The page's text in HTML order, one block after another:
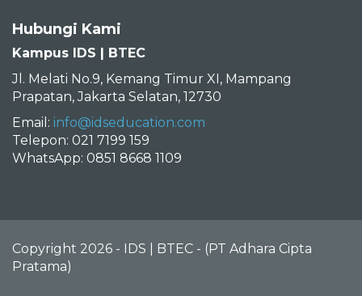
Hubungi Kami
Kampus IDS | BTEC
Jl. Melati No.9, Kemang Timur XI, Mampang
Prapatan, Jakarta Selatan, 12730
Email: info@idseducation.com
Telepon: 021 7199 159
WhatsApp: 0851 8668 1109
Copyright 2026 - IDS | BTEC - (PT Adhara Cipta
Pratama)